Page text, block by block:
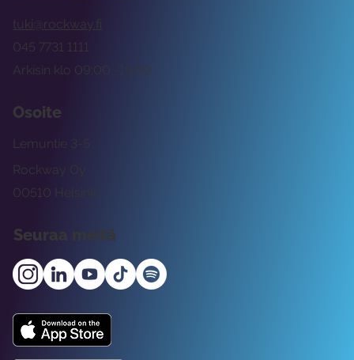
tuki@rockway.fi
Arkisin klo 09:00 -15:00
045 7731 1111
Osoite
Rockway Oy
Lemuntie 3-5
00510 Helsinki
Seuraa meitä